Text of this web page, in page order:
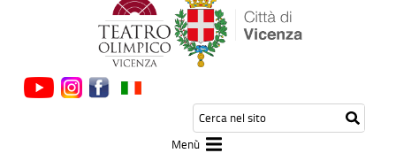
Testo
Inizia
la
Menù